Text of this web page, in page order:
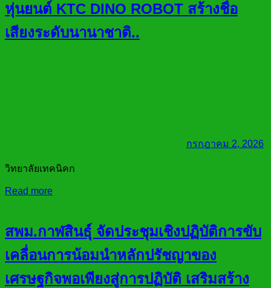
หุ่นยนต์ KTC DINO ROBOT สร้างชื่อ
เสียงระดับนานาชาติ..
กรกฎาคม 2, 2026
วิทยาลัยเทคนิคก
Read more
สพม.กาฬสินธุ์ จัดประชุมเชิงปฏิบัติการขับ
เคลื่อนการน้อมนำหลักปรัชญาของ
เศรษฐกิจพอเพียงสู่การปฏิบัติ เสริมสร้าง